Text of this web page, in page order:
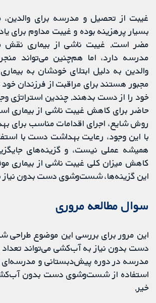
غیبت از تحصیل و مدرسه برای
بسیار پرهزینه بوده و غیبت مداوم برای
مضر است. غیبت ناشی از بیماری نقش
مدرسه دارد، اما هم‌چنین می‌تواند
والدین به دلیل ابتلای خودشان به
مجبور هستند برای مراقبت از فرزندان خود
خود را از دست بدهند. چندین استراتژی
حاضر برای کاهش غیبت ناشی از بیماری
روش شایع، اجرای اقدامات مناسب
با این وجود، رعایت بهداشت دست با
همیشه عملی نیست، و گزینه‌های
کاهش میزان کلی غیبت ناشی از بیماری
این گزینه‌ها، شست‌وشوی دست بدون
سوال مطالعه مروری
این مرور برای بررسی این موضوع
دست بدون نیاز به آب‌کشی می‌تواند تعداد
مدرسه در دوره پیش‌دبستانی و مدرسه‌ای
استفاده از شست‌وشوی دست بدون
خیر.